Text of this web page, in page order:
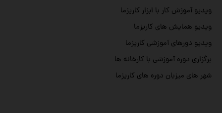
ویدیو آموزش کار با ابزار کاریزما
ویدیو همایش های کاریزما
ویدیو دورهای آموزشی کاریزما
برگزاری دوره آموزشی با کارخانه ها
شهر های میزبان دوره های کاریزما